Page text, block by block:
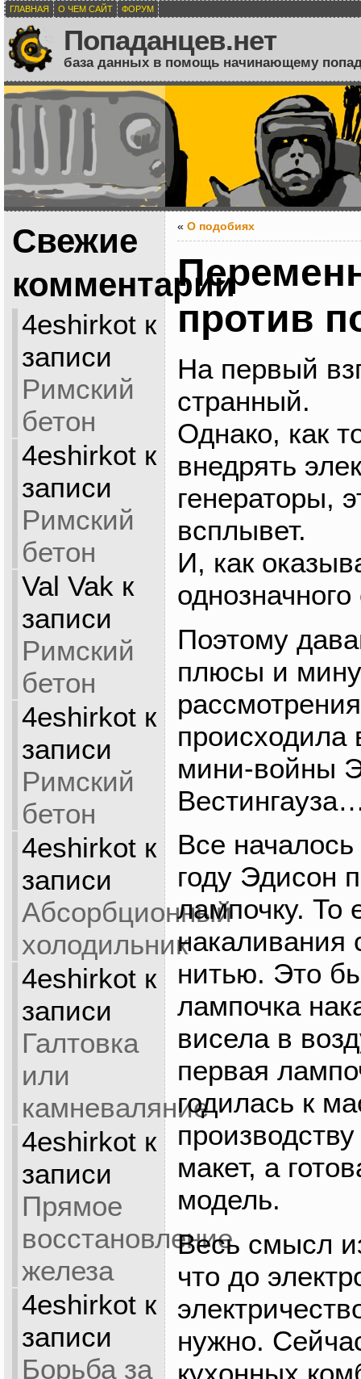
ГЛАВНАЯ О ЧЕМ САЙТ ФОРУМ
Попаданцев.нет
база данных в помощь начинающему
Свежие
комментарии
4eshirkotк
записи
Римский
бетон
4eshirkotк
записи
Римский
бетон
Val Vak к
записи
Римский
бетон
4eshirkotк
записи
Римский
бетон
4eshirkotк
записи
Абсорбционный
холодильник
4eshirkotк
записи
Галтовка
или
камневаляние
4eshirkotк
записи
Прямое
восстановление
железа
4eshirkotк
записи
Борьба за
« О подобиях
против
На первый
странный.
Однако, как
внедрять
генераторы,
всплывет.
И, как
однозначного
Поэтому
плюсы и
мини-войны
Все началось
году Эдисон
лампочку. То
накаливания
нитью. Это
лампочка
висела в
первая
годилась к
макет, а
модель.
Весь смысл
что до
нужно.
кухонных